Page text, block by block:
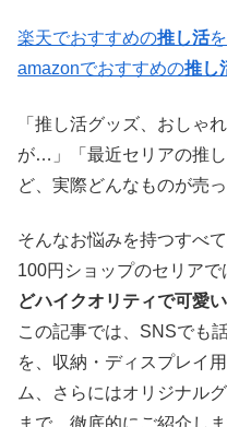
楽天でおすすめの推し活
amazonでおすすめの推し
「推し活グッズ、おしゃ
が…」「最近セリアの推
ど、実際どんなものが売っ
そんなお悩みを持つすべ
100円ショップのセリアで
どハイクオリティで可愛
この記事では、SNSでも
を、収納・ディスプレイ
ム、さらにはオリジナル
まで、徹底的にご紹介しま